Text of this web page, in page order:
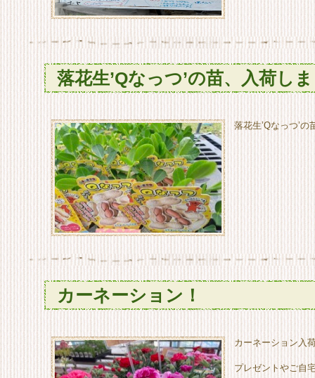
落花生’Qなっつ’の苗、入荷し
落花生’Qなっつ’
カーネーション！
カーネーション入
プレゼントやご自